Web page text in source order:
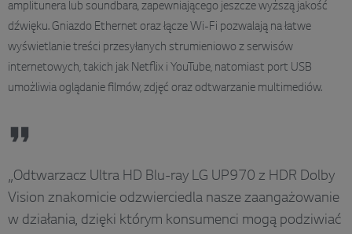
amplitunera lub soundbara, zapewniającego jeszcze wyższą jakość
dźwięku. Gniazdo Ethernet oraz łącze Wi-Fi pozwalają na łatwe
wyświetlanie treści przesyłanych strumieniowo z serwisów
internetowych, takich jak Netflix i YouTube, natomiast port USB
umożliwia oglądanie filmów, zdjęć oraz odtwarzanie multimediów.
„Odtwarzacz Ultra HD Blu-ray LG UP970 z HDR Dolby
Vision znakomicie odzwierciedla nasze zaangażowanie
w działania, dzięki którym konsumenci mogą podziwiać